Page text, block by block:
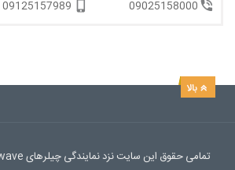
09025158000
09125157989